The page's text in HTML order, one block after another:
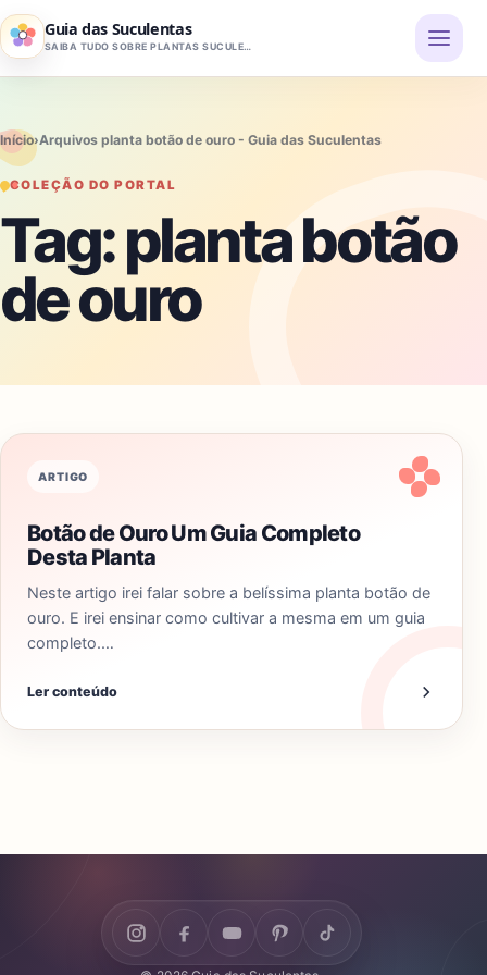
Pular para o conteúdo
Guia das Suculentas
SAIBA TUDO SOBRE PLANTAS SUCULENTAS
Início›Arquivos planta botão de ouro - Guia das Suculentas
COLEÇÃO DO PORTAL
Tag:planta botão
de ouro
ARTIGO
Botão de Ouro Um Guia Completo
Desta Planta
Neste artigo irei falar sobre a belíssima planta botão de
ouro. E irei ensinar como cultivar a mesma em um guia
completo.…
Ler conteúdo